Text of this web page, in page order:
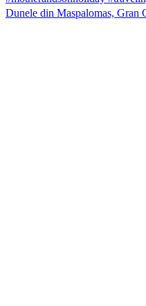
Dunele din Maspalomas, Gran